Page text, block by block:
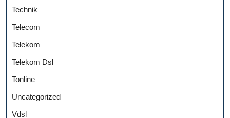
Technik
Telecom
Telekom
Telekom Dsl
Tonline
Uncategorized
Vdsl